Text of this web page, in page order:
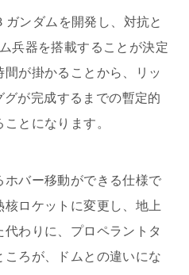
ンダムを開発し、対抗と
兵器を搭載することが決定
が掛かることから、リッ
が完成するまでの暫定的
とになります。
ホバー移動ができる仕様で
ロケットに変更し、地上
わりに、プロペラントタ
ろが、ドムとの違いにな